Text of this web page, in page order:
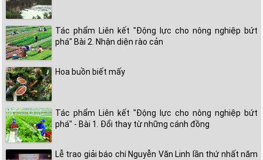
Tác phẩm Liên kết "Động lực cho nông nghiệp bứt
phá" Bài 2. Nhận diện rào cản
Hoa buồn biết mấy
Tác phẩm Liên kết "Động lực cho nông nghiệp bứt
phá" - Bài 1. Đổi thay từ những cánh đồng
Lễ trao giải báo chí Nguyễn Văn Linh lần thứ nhất năm